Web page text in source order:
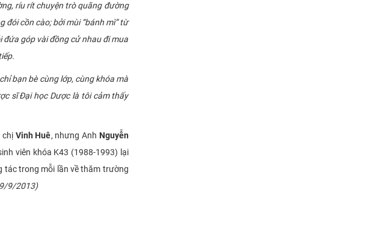
ríu rít chuyện trò quãng đường
cồn cào; bởi mùi “bánh mì” từ
đứa góp vài đồng cử nhau đi mua
bạn bè cùng lớp, cùng khóa mà
sĩ Đại học Dược là tôi cảm thấy
chị Vinh Huê, nhưng Anh Nguyễn
viên khóa K43 (1988-1993) lại
tác trong mỗi lần về thăm trường
9/2013)